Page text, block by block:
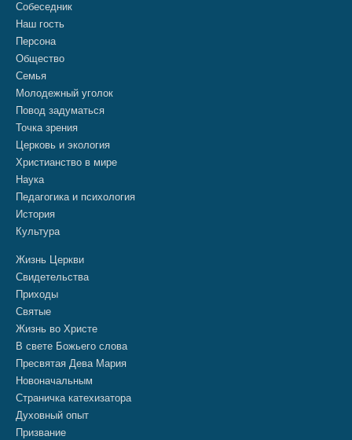
Собеседник
Наш гость
Персона
Общество
Семья
Молодежный уголок
Повод задуматься
Точка зрения
Церковь и экология
Христианство в мире
Наука
Педагогика и психология
История
Культура
Жизнь Церкви
Свидетельства
Приходы
Святые
Жизнь во Христе
В свете Божьего слова
Пресвятая Дева Мария
Новоначальным
Страничка катехизатора
Духовный опыт
Призвание